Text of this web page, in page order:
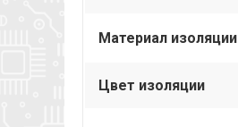
Материал изоляции
Цвет изоляции